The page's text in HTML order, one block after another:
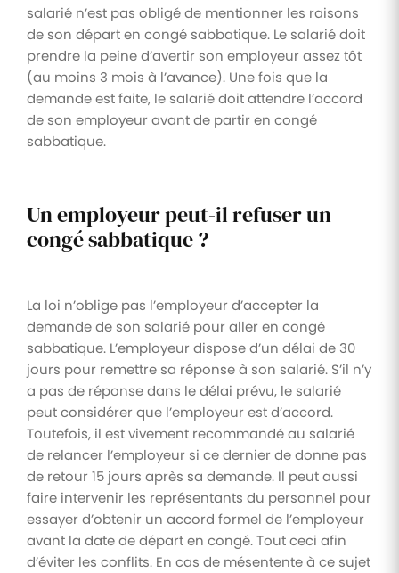
salarié n’est pas obligé de mentionner les raisons
de son départ en congé sabbatique. Le salarié doit
prendre la peine d’avertir son employeur assez tôt
(au moins 3 mois à l’avance). Une fois que la
demande est faite, le salarié doit attendre l’accord
de son employeur avant de partir en congé
sabbatique.
Un employeur peut-il refuser un
congé sabbatique ?
La loi n’oblige pas l’employeur d’accepter la
demande de son salarié pour aller en congé
sabbatique. L’employeur dispose d’un délai de 30
jours pour remettre sa réponse à son salarié. S’il n’y
a pas de réponse dans le délai prévu, le salarié
peut considérer que l’employeur est d’accord.
Toutefois, il est vivement recommandé au salarié
de relancer l’employeur si ce dernier de donne pas
de retour 15 jours après sa demande. Il peut aussi
faire intervenir les représentants du personnel pour
essayer d’obtenir un accord formel de l’employeur
avant la date de départ en congé. Tout ceci afin
d’éviter les conflits. En cas de mésentente à ce sujet